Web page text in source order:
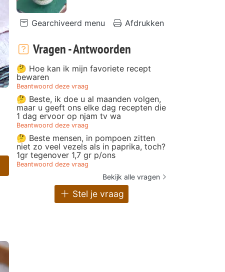
Gearchiveerd menu Afdrukken
Vragen - Antwoorden
🤔 Hoe kan ik mijn favoriete recept
bewaren
Beantwoord deze vraag
🤔 Beste, ik doe u al maanden volgen,
maar u geeft ons elke dag recepten die
1 dag ervoor op njam tv wa
Beantwoord deze vraag
🤔 Beste mensen, in pompoen zitten
niet zo veel vezels als in paprika, toch?
1gr tegenover 1,7 gr p/ons
Beantwoord deze vraag
Bekijk alle vragen
Stel je vraag